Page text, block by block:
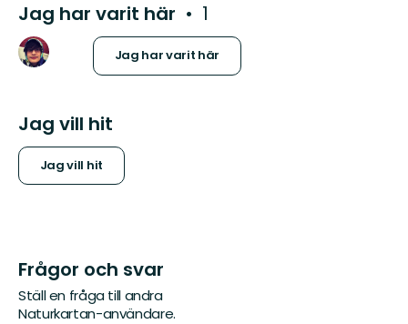
Jag har varit här 1
Jag har varit här
Jag vill hit
Jag vill hit
Frågor och svar
Ställ en fråga till andra
Naturkartan-användare.